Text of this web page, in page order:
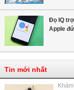
Đọ IQ
Apple
Tin mới nhất